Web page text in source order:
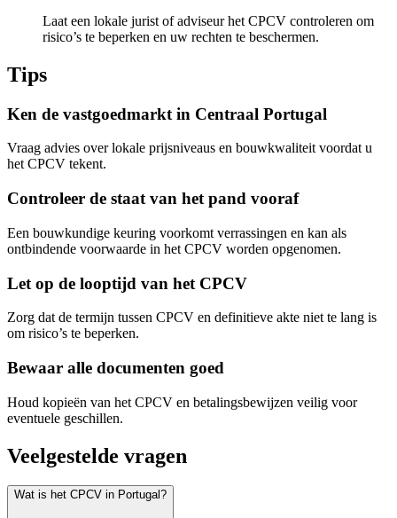
Laat een lokale jurist of adviseur het CPCV controleren om
risico’s te beperken en uw rechten te beschermen.
Tips
Ken de vastgoedmarkt in Centraal Portugal
Vraag advies over lokale prijsniveaus en bouwkwaliteit voordat u
het CPCV tekent.
Controleer de staat van het pand vooraf
Een bouwkundige keuring voorkomt verrassingen en kan als
ontbindende voorwaarde in het CPCV worden opgenomen.
Let op de looptijd van het CPCV
Zorg dat de termijn tussen CPCV en definitieve akte niet te lang is
om risico’s te beperken.
Bewaar alle documenten goed
Houd kopieën van het CPCV en betalingsbewijzen veilig voor
eventuele geschillen.
Veelgestelde vragen
Wat is het CPCV in Portugal?